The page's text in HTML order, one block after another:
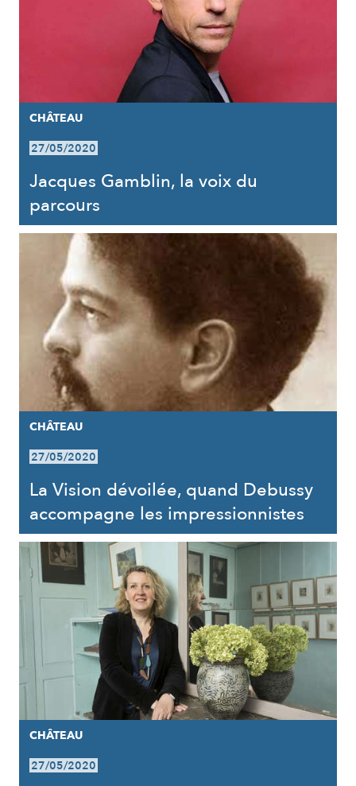
CHÂTEAU
27/05/2020
Jacques Gamblin, la voix du
parcours
CHÂTEAU
27/05/2020
La Vision dévoilée, quand Debussy
accompagne les impressionnistes
CHÂTEAU
27/05/2020